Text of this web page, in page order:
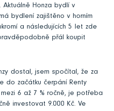
Honza bydlí v
bydlení zajištěno v horním
a následujících 5 let zde
přál koupit
dostal, jsem spočítal, že za
do začátku čerpání Renty
6 až 7 % ročně, je potřeba
investovat 9.000 Kč. Ve